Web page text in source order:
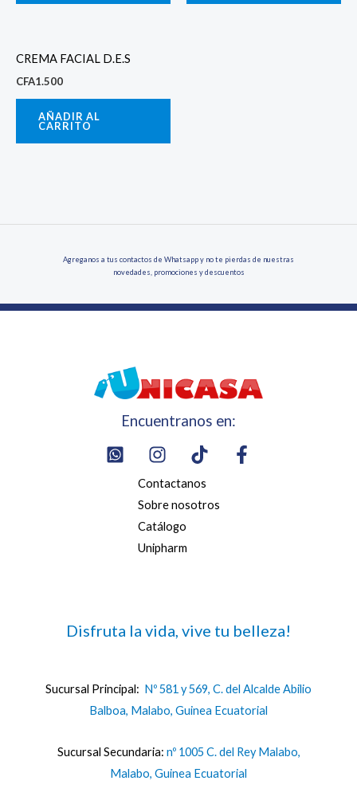
CREMA FACIAL D.E.S
CFA1.500
AÑADIR AL
CARRITO
Agreganos a tus contactos de Whatsapp y no te pierdas de nuestras
novedades, promociones y descuentos
Encuentranos en:
Contactanos
Sobre nosotros
Catálogo
Unipharm
Disfruta la vida, vive tu belleza!
Sucursal Principal: Nº 581 y 569, C. del Alcalde Abilio
Balboa, Malabo, Guinea Ecuatorial
Sucursal Secundaria: nº 1005 C. del Rey Malabo,
Malabo, Guinea Ecuatorial